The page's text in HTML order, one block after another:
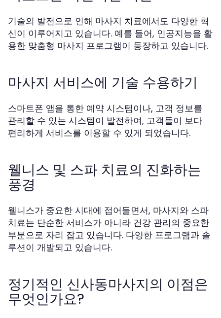
기술의 발전으로 인해 마사지 치료에서도 다양한 혁
신이 이루어지고 있습니다. 예를 들어, 인공지능을 활
용한 맞춤형 마사지 프로그램이 등장하고 있습니다.
마사지 서비스에 기술 수용하기
스마트폰 앱을 통한 예약 시스템이나, 고객 정보를
관리할 수 있는 시스템이 발전하여, 고객들이 보다
편리하게 서비스를 이용할 수 있게 되었습니다.
웰니스 및 스파 치료의 진화하는
풍경
웰니스가 중요한 시대에 접어들면서, 마사지와 스파
치료는 단순한 서비스가 아니라 건강 관리의 중요한
부분으로 자리 잡고 있습니다. 다양한 프로그램과 솔
루션이 개발되고 있습니다.
정기적인 신사동마사지의 이점은
무엇인가요?